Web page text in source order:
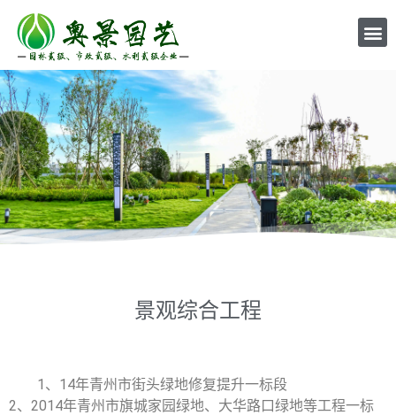
景观综合工程
1、14年青州市街头绿地修复提升一标段
2、2014年青州市旗城家园绿地、大华路口绿地等工程一标